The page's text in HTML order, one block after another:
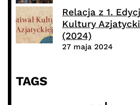
Relacja z 1.
Kultury
(2024)
27 maja 2024
TAGS